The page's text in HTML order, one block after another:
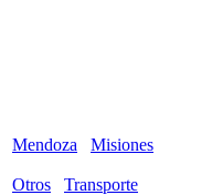
Mendoza
Misiones
Otros
Transporte